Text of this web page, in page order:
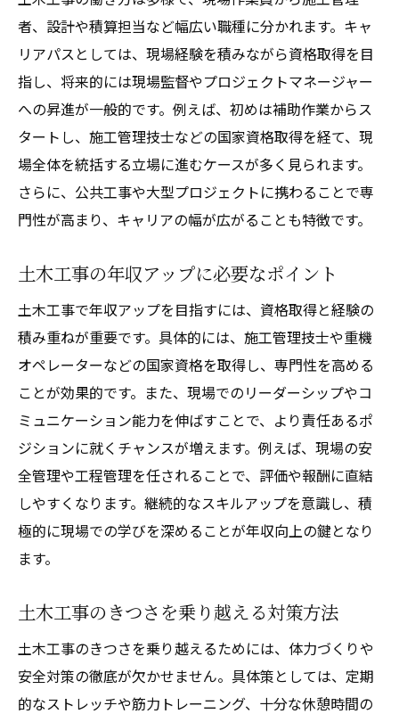
者、設計や積算担当など幅広い職種に分かれます。キャ
リアパスとしては、現場経験を積みながら資格取得を目
指し、将来的には現場監督やプロジェクトマネージャー
への昇進が一般的です。例えば、初めは補助作業からス
タートし、施工管理技士などの国家資格取得を経て、現
場全体を統括する立場に進むケースが多く見られます。
さらに、公共工事や大型プロジェクトに携わることで専
門性が高まり、キャリアの幅が広がることも特徴です。
土木工事の年収アップに必要なポイント
土木工事で年収アップを目指すには、資格取得と経験の
積み重ねが重要です。具体的には、施工管理技士や重機
オペレーターなどの国家資格を取得し、専門性を高める
ことが効果的です。また、現場でのリーダーシップやコ
ミュニケーション能力を伸ばすことで、より責任あるポ
ジションに就くチャンスが増えます。例えば、現場の安
全管理や工程管理を任されることで、評価や報酬に直結
しやすくなります。継続的なスキルアップを意識し、積
極的に現場での学びを深めることが年収向上の鍵となり
ます。
土木工事のきつさを乗り越える対策方法
土木工事のきつさを乗り越えるためには、体力づくりや
安全対策の徹底が欠かせません。具体策としては、定期
的なストレッチや筋力トレーニング、十分な休憩時間の